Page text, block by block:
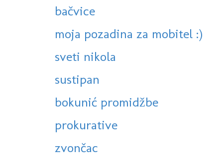
bačvice
moja pozadina za mobitel :)
sveti nikola
sustipan
bokunić promidžbe
prokurative
zvončac